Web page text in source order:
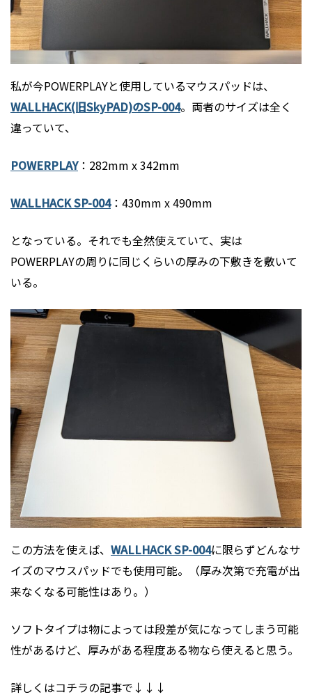
私が今POWERPLAYと使用しているマウスパッドは、
WALLHACK(旧SkyPAD)のSP-004。両者のサイズは全く
違っていて、
POWERPLAY：282mm x 342mm
WALLHACK SP-004：430mm x 490mm
となっている。それでも全然使えていて、実は
POWERPLAYの周りに同じくらいの厚みの下敷きを敷いて
いる。
この方法を使えば、 WALLHACK SP-004に限らずどんなサ
イズのマウスパッドでも使用可能。（厚み次第で充電が出
来なくなる可能性はあり。）
ソフトタイプは物によっては段差が気になってしまう可能
性があるけど、厚みがある程度ある物なら使えると思う。
詳しくはコチラの記事で↓↓↓